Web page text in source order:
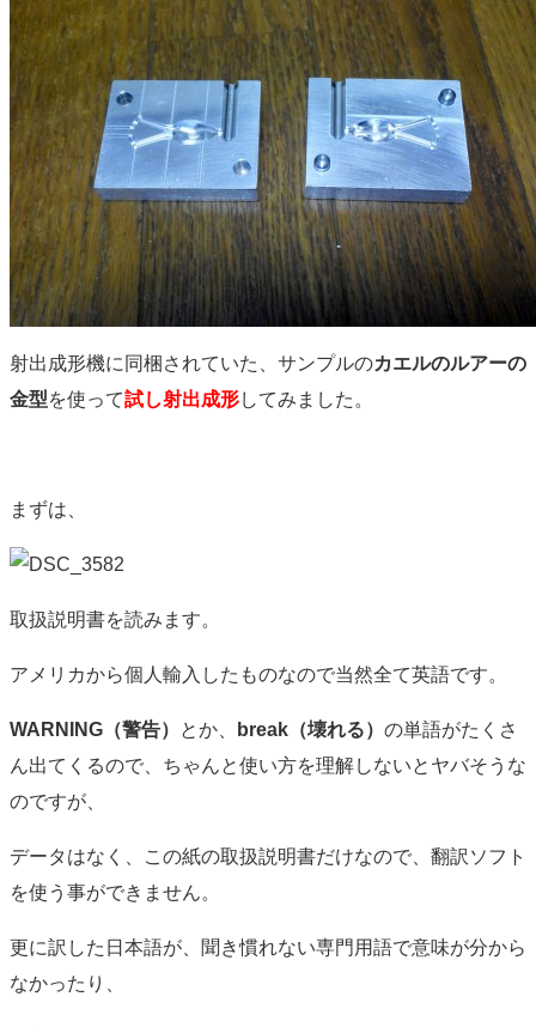
射出成形機に同梱されていた、サンプルのカエルのルアーの
金型を使って試し射出成形してみました。
まずは、
取扱説明書を読みます。
アメリカから個人輸入したものなので当然全て英語です。
WARNING（警告） とか、 break（壊れる） の単語がたくさ
ん出てくるので、ちゃんと使い方を理解しないとヤバそうな
のですが、
データはなく、この紙の取扱説明書だけなので、翻訳ソフト
を使う事ができません。
更に訳した日本語が、聞き慣れない専門用語で意味が分から
なかったり、